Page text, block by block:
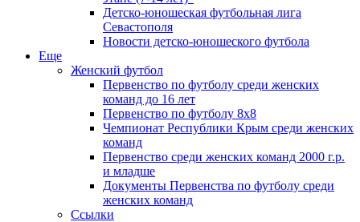
Детско-юношеская футбольная лига
Севастополя
Новости детско-юношеского футбола
Еще
Женский футбол
Первенство по футболу среди женских
команд до 16 лет
Первенство по футболу 8х8
Чемпионат Республики Крым среди женских
команд
Первенство среди женских команд 2000 г.р.
и младше
Документы Первенства по футболу среди
женских команд
Ссылки